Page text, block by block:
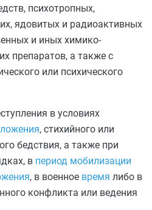
психотропных,
ядовитых и радиоактивных
и иных химико-
препаратов, а также с
или психического
в условиях
, стихийного или
бедствия, а также при
в период мобилизации
, в военное время либо в
конфликта или ведения